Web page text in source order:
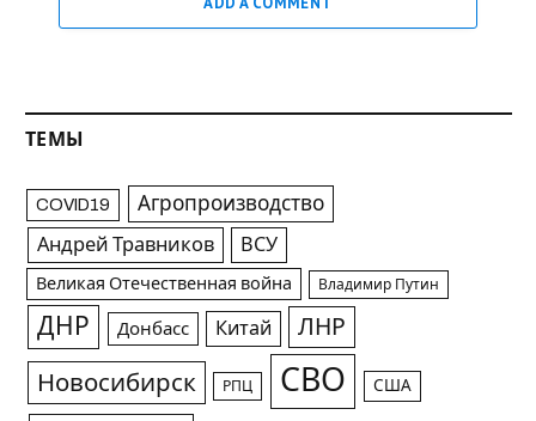
ТЕМЫ
COVID19 Агропроизводство
Андрей Травников ВСУ
Великая Отечественная война Владимир Путин
ДНР Донбасс Китай ЛНР
Новосибирск РПЦ СВО США